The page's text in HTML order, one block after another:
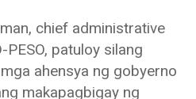
chief administrative
patuloy silang
ahensya ng gobyerno
makapagbigay ng